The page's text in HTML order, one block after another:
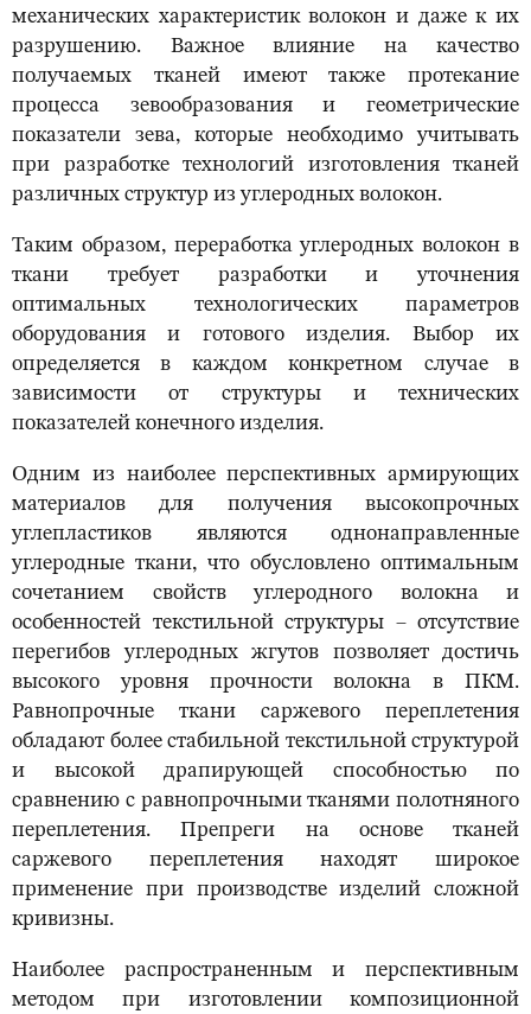
механических характеристик волокон и даже к их
разрушению. Важное влияние на качество
получаемых тканей имеют также протекание
процесса зевообразования и геометрические
показатели зева, которые необходимо учитывать
при разработке технологий изготовления тканей
различных структур из углеродных волокон.
Таким образом, переработка углеродных волокон в
ткани требует разработки и уточнения
оптимальных технологических параметров
оборудования и готового изделия. Выбор их
определяется в каждом конкретном случае в
зависимости от структуры и технических
показателей конечного изделия.
Одним из наиболее перспективных армирующих
материалов для получения высокопрочных
углепластиков являются однонаправленные
углеродные ткани, что обусловлено оптимальным
сочетанием свойств углеродного волокна и
особенностей текстильной структуры – отсутствие
перегибов углеродных жгутов позволяет достичь
высокого уровня прочности волокна в ПКМ.
Равнопрочные ткани саржевого переплетения
обладают более стабильной текстильной структурой
и высокой драпирующей способностью по
сравнению с равнопрочными тканями полотняного
переплетения. Препреги на основе тканей
саржевого переплетения находят широкое
применение при производстве изделий сложной
кривизны.
Наиболее распространенным и перспективным
методом при изготовлении композиционной